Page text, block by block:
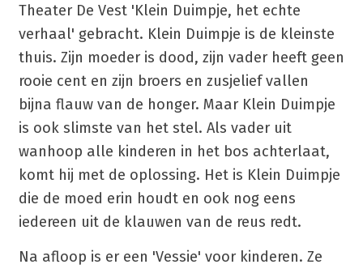
Theater De Vest 'Klein Duimpje, het echte
verhaal' gebracht. Klein Duimpje is de kleinste
thuis. Zijn moeder is dood, zijn vader heeft geen
rooie cent en zijn broers en zusjelief vallen
bijna flauw van de honger. Maar Klein Duimpje
is ook slimste van het stel. Als vader uit
wanhoop alle kinderen in het bos achterlaat,
komt hij met de oplossing. Het is Klein Duimpje
die de moed erin houdt en ook nog eens
iedereen uit de klauwen van de reus redt.
Na afloop is er een 'Vessie' voor kinderen. Ze